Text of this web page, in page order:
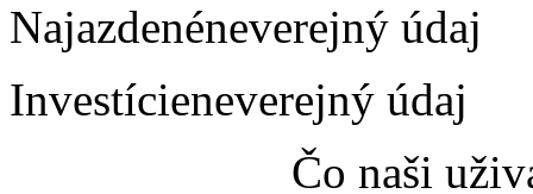
Najazdenéneverejný údaj
Investícieneverejný údaj
Čo naši